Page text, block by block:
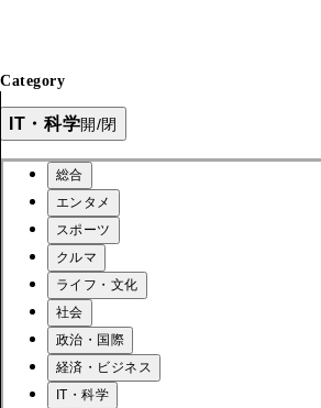
Category
IT・科学開/閉
総合
エンタメ
スポーツ
クルマ
ライフ・文化
社会
政治・国際
経済・ビジネス
IT・科学